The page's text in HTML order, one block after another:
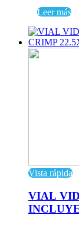
Leer más
Vista rápida
VIAL